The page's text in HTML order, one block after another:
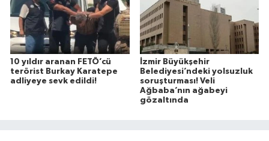
10 yıldır aranan FETÖ’cü
terörist Burkay Karatepe
adliyeye sevk edildi!
İzmir Büyükşehir
Belediyesi’ndeki yolsuzluk
soruşturması! Veli
Ağbaba’nın ağabeyi
gözaltında